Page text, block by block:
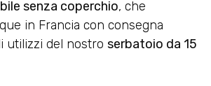
senza coperchio, che
in Francia con consegna
utilizzi del nostro serbatoio da 15